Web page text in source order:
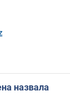
назвала